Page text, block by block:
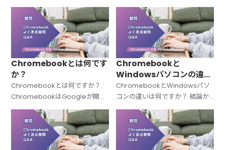
まとめました。
た。
Chromebookとは何です
か？
Chromebookとは何ですか？
ChromebookはGoogleが開発
した「Chrome OS（クローム
OS）」を搭載したノートパソコ
ンの総称です。Windowsでも
Macでもない
Chromebookと
Windowsパソコンの違い
は何ですか？
ChromebookとWindowsパソ
コンの違いは何ですか？ 結論か
ら言うと、Chromebookと
Windowsパソコンは「OSが違
う＝中身の設計思想がまったく
違う」パソコンです。C